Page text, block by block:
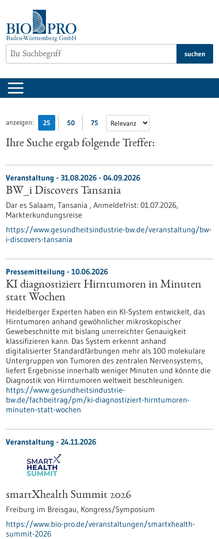
springen
suchen
anzeigen: 25 50 75
Ihre Suche ergab folgende Treffer:
Veranstaltung - 31.08.2026 - 04.09.2026
BW_i Discovers Tansania
Dar es Salaam, Tansania , Anmeldefrist: 01.07.2026,
Markterkundungsreise
https://www.gesundheitsindustrie-bw.de/veranstaltung/bw-
i-discovers-tansania
Pressemitteilung - 10.06.2026
KI diagnostiziert Hirntumoren in Minuten
statt Wochen
Heidelberger Experten haben ein KI-System entwickelt, das
Hirntumoren anhand gewöhnlicher mikroskopischer
Gewebeschnitte mit bislang unerreichter Genauigkeit
klassifizieren kann. Das System erkennt anhand
digitalisierter Standardfärbungen mehr als 100 molekulare
Untergruppen von Tumoren des zentralen Nervensystems,
liefert Ergebnisse innerhalb weniger Minuten und könnte die
Diagnostik von Hirntumoren weltweit beschleunigen.
https://www.gesundheitsindustrie-
bw.de/fachbeitrag/pm/ki-diagnostiziert-hirntumoren-
minuten-statt-wochen
Veranstaltung - 24.11.2026
smartXhealth Summit 2026
Freiburg im Breisgau, Kongress/Symposium
https://www.bio-pro.de/veranstaltungen/smartxhealth-
summit-2026